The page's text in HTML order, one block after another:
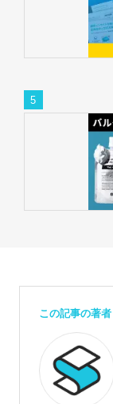
この記事の著者